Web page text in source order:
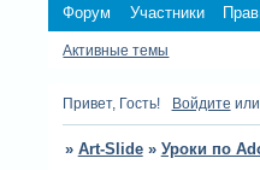
Форум Участники
Активные темы
Привет, Гость! Войдите или
» Art-Slide » Уроки по